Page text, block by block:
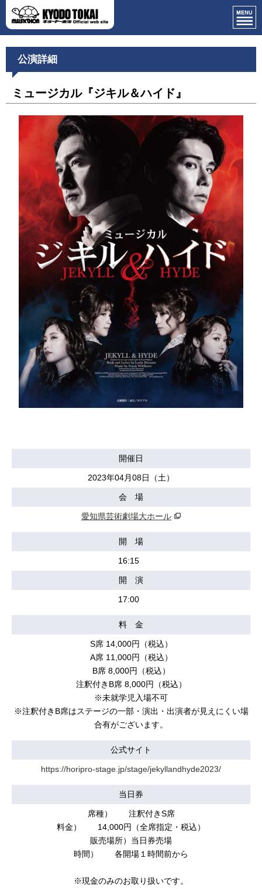
公演詳細
ミュージカル『ジキル＆ハイド』
開催日
2023年04月08日（土）
会 場
愛知県芸術劇場大ホール
開 場
16:15
開 演
17:00
料 金
S席 14,000円（税込）
A席 11,000円（税込）
B席 8,000円（税込）
注釈付きB席 8,000円（税込）
※未就学児入場不可
※注釈付きB席はステージの一部・演出・出演者が見えにくい場
合有がございます。
公式サイト
https://horipro-stage.jp/stage/jekyllandhyde2023/
当日券
席種） 注釈付きS席
料金） 14,000円（全席指定・税込）
販売場所）当日券売場
時間） 各開場１時間前から
※現金のみのお取り扱いです。